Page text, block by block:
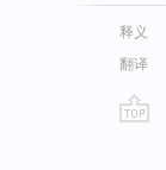
释义
翻译